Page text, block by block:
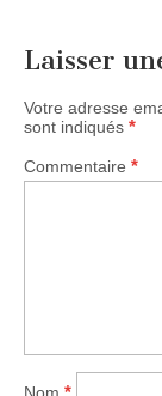
Laisser
Votre adresse
sont indiqués *
Commentaire *